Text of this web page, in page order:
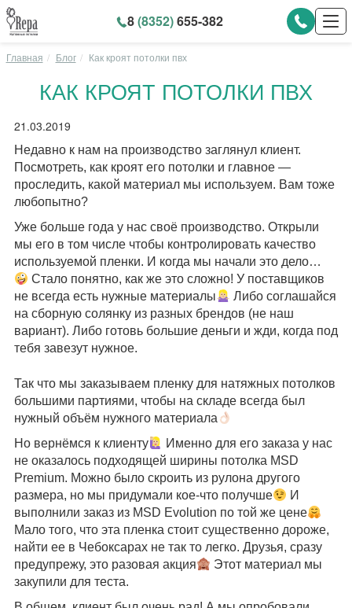
8(8352)655-382
Главная Блог Как кроят потолки пвх
КАК КРОЯТ ПОТОЛКИ ПВХ
21.03.2019
Недавно к нам на производство заглянул клиент.
Посмотреть, как кроят его потолки и главное —
проследить, какой материал мы используем. Вам тоже
любопытно?
Уже больше года у нас своё производство. Открыли
мы его в том числе чтобы контролировать качество
используемой пленки. И когда мы начали это дело…
Стало понятно, как же это сложно! У поставщиков
не всегда есть нужные материалы
Либо соглашайся
на сборную солянку из разных брендов (не наш
вариант). Либо готовь большие деньги и жди, когда под
тебя завезут нужное.
Так что мы заказываем пленку для натяжных потолков
большими партиями, чтобы на складе всегда был
нужный объём нужного материала
Но вернёмся к клиенту
Именно для его заказа у нас
не оказалось подходящей ширины потолка MSD
Premium. Можно было скроить из рулона другого
размера, но мы придумали кое-что получше
И
выполнили заказ из MSD Evolution по той же цене
Мало того, что эта пленка стоит существенно дороже,
найти ее в Чебоксарах не так то легко. Друзья, сразу
предупрежу, это разовая акция
Этот материал мы
закупили для теста.